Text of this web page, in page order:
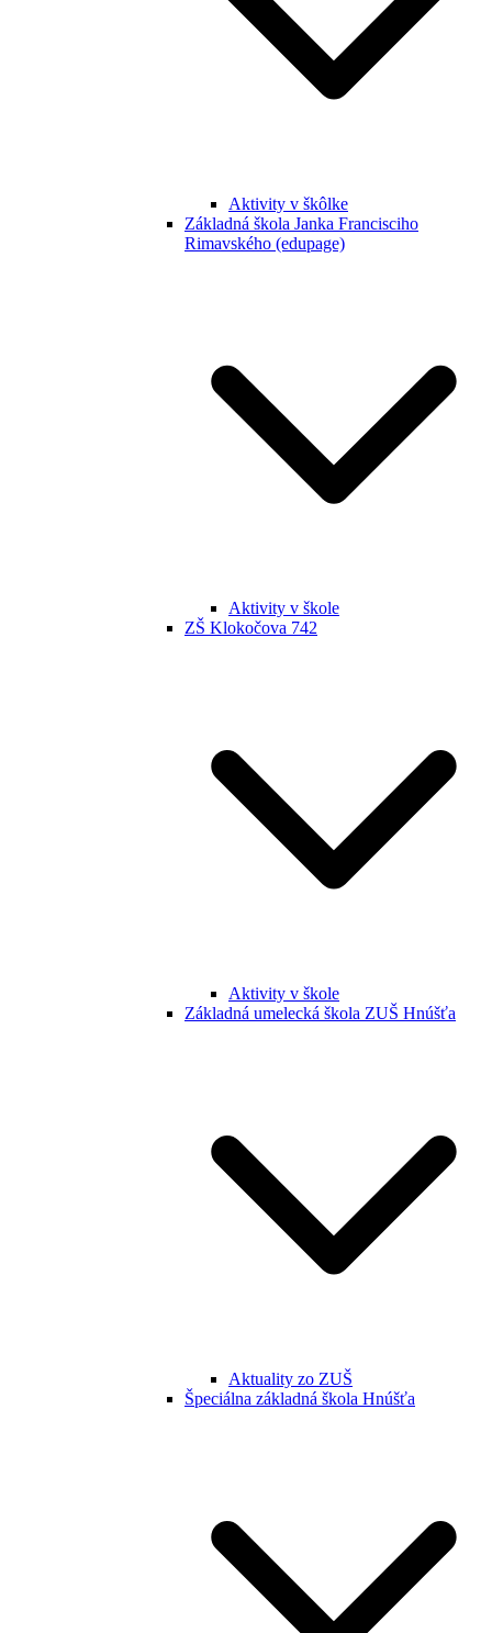
Aktivity v škôlke
Základná škola Janka Francisciho
Rimavského (edupage)
Aktivity v škole
ZŠ Klokočova 742
Aktivity v škole
Základná umelecká škola ZUŠ Hnúšťa
Aktuality zo ZUŠ
Špeciálna základná škola Hnúšťa